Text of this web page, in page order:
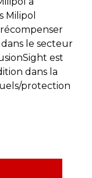
Milipol
le secteur
est
dans la
protection